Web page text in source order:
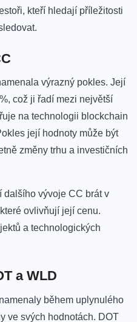
⁤kteří hledají ​příležitosti
výrazný pokles. Její‍
což ji řadí mezi největší
⁣na technologii ⁤blockchain
⁣její hodnoty může být
změny trhu a investičních
dalšího vývoje CC ‌brát v
ovlivňují její cenu.
a technologických
a WLD
během⁢ uplynulého
ve svých hodnotách. DOT